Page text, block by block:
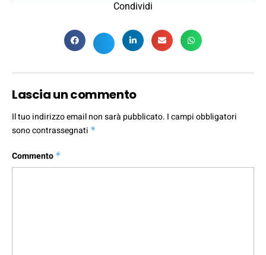
Condividi
Lascia un commento
Il tuo indirizzo email non sarà pubblicato. I campi obbligatori
sono contrassegnati *
Commento *